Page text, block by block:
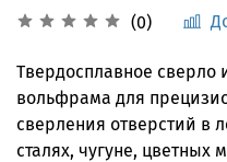
(0)
Твердосплавное сверло
вольфрама для
сверления отверстий в
сталях, чугуне, цветных